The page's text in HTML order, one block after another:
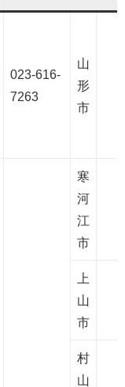
023-616-
7263
山
形
市
寒
河
江
市
上
山
市
村
山